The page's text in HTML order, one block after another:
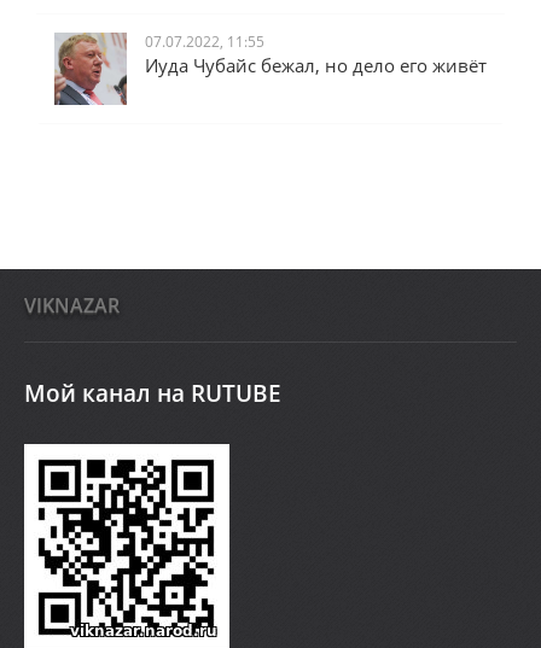
07.07.2022, 11:55
Иуда Чубайс бежал, но дело его живёт
VIKNAZAR
Мой канал на RUTUBE